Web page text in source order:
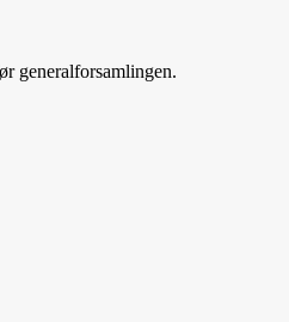
generalforsamlingen.